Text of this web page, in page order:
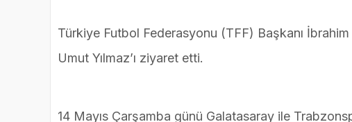
Türkiye Futbol Federasyonu (TFF) Başkanı
Umut Yılmaz’ı ziyaret etti.
14 Mayıs Çarşamba günü Galatasaray ile